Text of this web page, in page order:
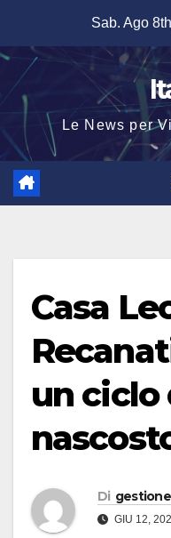
contenuto
Sab. Ago
Le News per
Casa
un
Di gestione
GIU 12,